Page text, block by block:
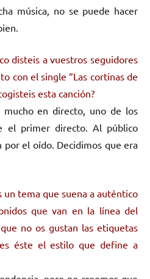
música, no se puede hacer
disteis a vuestros seguidores
con el single “Las cortinas de
esta canción?
mucho en directo, uno de los
el primer directo. Al público
el oído. Decidimos que era
un tema que suena a auténtico
que van en la línea del
no os gustan las etiquetas
éste el estilo que define a